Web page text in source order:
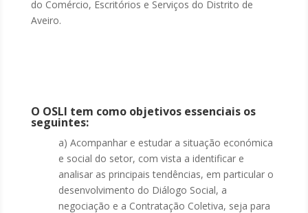
do Comércio, Escritórios e Serviços do Distrito de
Aveiro.
O OSLI tem como objetivos essenciais os
seguintes:
a) Acompanhar e estudar a situação económica
e social do setor, com vista a identificar e
analisar as principais tendências, em particular o
desenvolvimento do Diálogo Social, a
negociação e a Contratação Coletiva, seja para